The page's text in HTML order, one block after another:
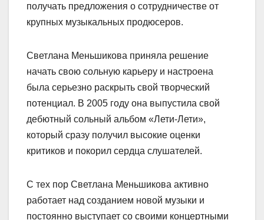
получать предложения о сотрудничестве от
крупных музыкальных продюсеров.
Светлана Меньшикова приняла решение
начать свою сольную карьеру и настроена
была серьезно раскрыть свой творческий
потенциал. В 2005 году она выпустила свой
дебютный сольный альбом «Лети-Лети»,
который сразу получил высокие оценки
критиков и покорил сердца слушателей.
С тех пор Светлана Меньшикова активно
работает над созданием новой музыки и
постоянно выступает со своими концертными